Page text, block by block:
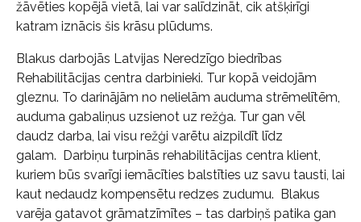
žāvēties kopējā vietā, lai var salīdzināt, cik atšķirīgi
katram iznācis šis krāsu plūdums.
Blakus darbojās Latvijas Neredzīgo biedrības
Rehabilitācijas centra darbinieki. Tur kopā veidojām
gleznu. To darinājām no nelielām auduma strēmelītēm,
auduma gabaliņus uzsienot uz režģa. Tur gan vēl
daudz darba, lai visu režģi varētu aizpildīt līdz
galam. Darbiņu turpinās rehabilitācijas centra klient,
kuriem būs svarīgi iemācīties balstīties uz savu tausti, lai
kaut nedaudz kompensētu redzes zudumu. Blakus
varēja gatavot grāmatzīmītes – tas darbiņš patika gan